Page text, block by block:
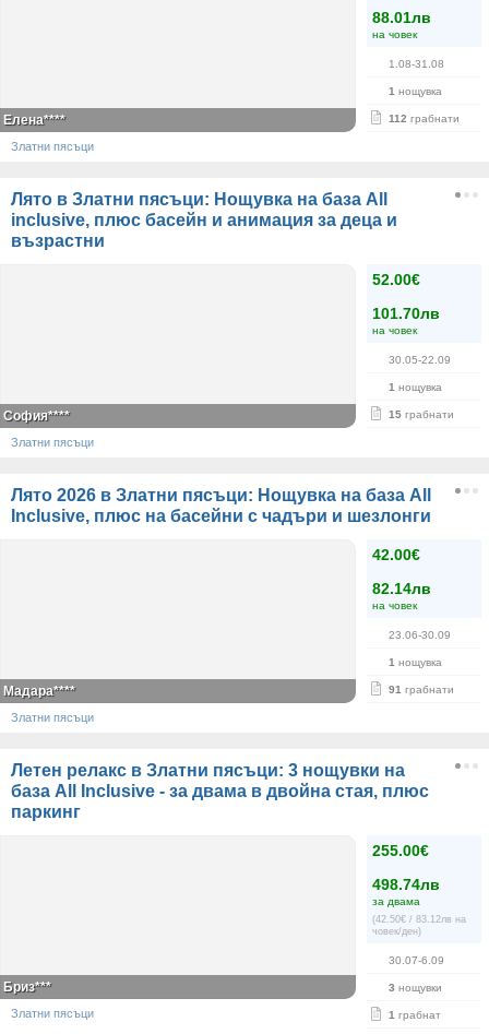
88.01лв
на човек
1.08-31.08
1 нощувка
112 грабнати
Елена****
Златни пясъци
Лято в Златни пясъци: Нощувка на база Аll
inclusive, плюс басейн и анимация за деца и
възрастни
52.00€
101.70лв
на човек
30.05-22.09
1 нощувка
15 грабнати
София****
Златни пясъци
Лято 2026 в Златни пясъци: Нощувка на база All
Inclusive, плюс на басейни с чадъри и шезлонги
42.00€
82.14лв
на човек
23.06-30.09
1 нощувка
91 грабнати
Мадара****
Златни пясъци
Летен релакс в Златни пясъци: 3 нощувки на
база All Inclusive - за двама в двойна стая, плюс
паркинг
255.00€
498.74лв
за двама
(42.50€ / 83.12лв на
човек/ден)
30.07-6.09
3 нощувки
1 грабнат
Бриз***
Златни пясъци